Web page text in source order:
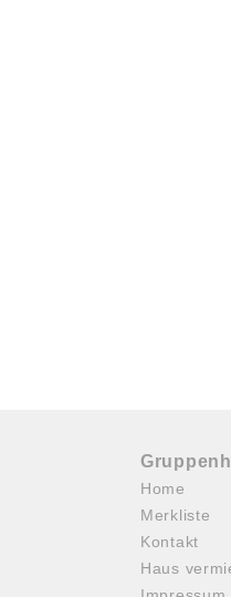
Home
Merkliste
Kontakt
Haus